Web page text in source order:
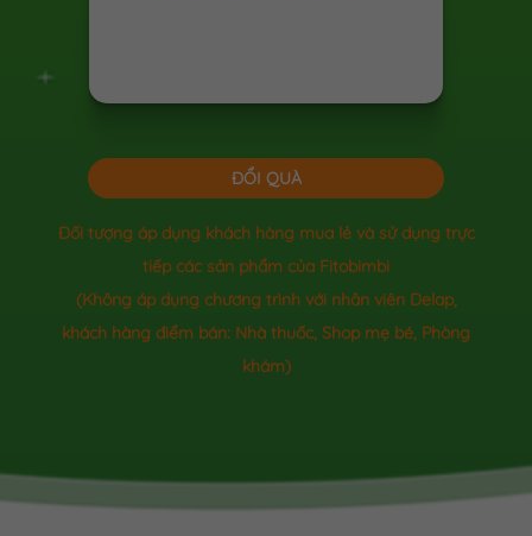
ĐỔI QUÀ
Đối tượng áp dụng khách hàng mua lẻ và sử dụng trực
tiếp các sản phẩm của Fitobimbi
(Không áp dụng chương trình với nhân viên Delap,
khách hàng điểm bán: Nhà thuốc, Shop mẹ bé, Phòng
khám)